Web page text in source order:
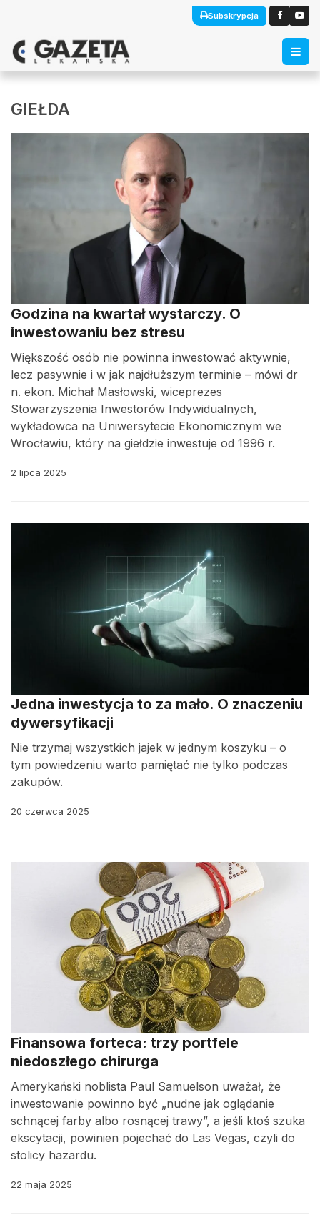
Subskrypcja
GIEŁDA
Godzina na kwartał wystarczy. O
inwestowaniu bez stresu
Większość osób nie powinna inwestować aktywnie,
lecz pasywnie i w jak najdłuższym terminie – mówi dr
n. ekon. Michał Masłowski, wiceprezes
Stowarzyszenia Inwestorów Indywidualnych,
wykładowca na Uniwersytecie Ekonomicznym we
Wrocławiu, który na giełdzie inwestuje od 1996 r.
2 lipca 2025
Jedna inwestycja to za mało. O znaczeniu
dywersyfikacji
Nie trzymaj wszystkich jajek w jednym koszyku – o
tym powiedzeniu warto pamiętać nie tylko podczas
zakupów.
20 czerwca 2025
Finansowa forteca: trzy portfele
niedoszłego chirurga
Amerykański noblista Paul Samuelson uważał, że
inwestowanie powinno być „nudne jak oglądanie
schnącej farby albo rosnącej trawy”, a jeśli ktoś szuka
ekscytacji, powinien pojechać do Las Vegas, czyli do
stolicy hazardu.
22 maja 2025